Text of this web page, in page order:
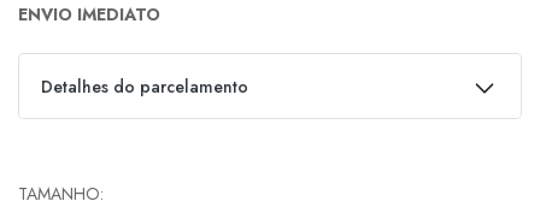
ENVIO IMEDIATO
Detalhes do parcelamento
TAMANHO